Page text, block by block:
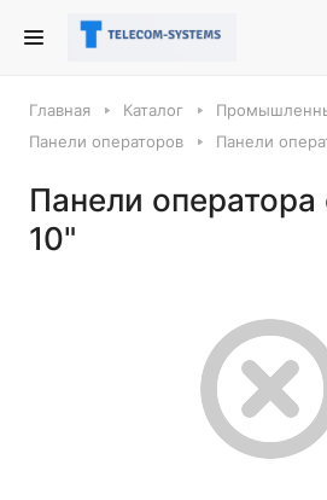
Главная Каталог
Панели операторов
Панели
Панели оператора
10"